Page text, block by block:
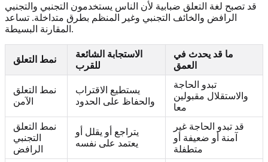
قد تصبح لغة التعلق ضبابية لأن الناس يستخدمون التجنبي والتجنبي
الرافض والخائف التجنبي وغير المنظم بطرق متداخلة. تساعد
المقارنة البسيطة.
نمط التعلق
الاستجابة الشائعة
للقرب
ما قد يحدث في
العمق
نمط التعلق
الآمن
يستطيع الاقتراب
والحفاظ على الحدود
تبدو الحاجة
والاستقلال مقبولين
معا
نمط التعلق
التجنبي
الرافض
يتراجع أو يقلل أو
يعتمد على نفسه
قد تبدو الحاجة غير
آمنة أو ضعيفة أو
متطفلة